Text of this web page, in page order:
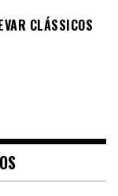
CLÁSSICOS